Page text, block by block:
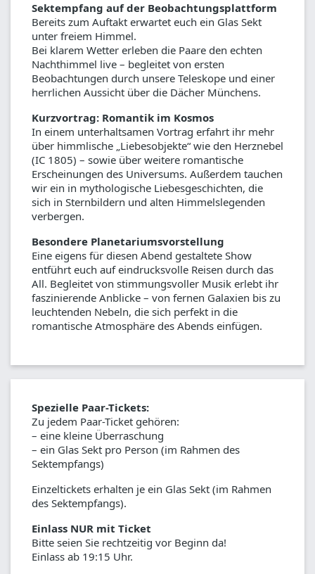
Sektempfang auf der Beobachtungsplattform
Bereits zum Auftakt erwartet euch ein Glas Sekt
unter freiem Himmel.
Bei klarem Wetter erleben die Paare den echten
Nachthimmel live – begleitet von ersten
Beobachtungen durch unsere Teleskope und einer
herrlichen Aussicht über die Dächer Münchens.
Kurzvortrag: Romantik im Kosmos
In einem unterhaltsamen Vortrag erfahrt ihr mehr
über himmlische „Liebesobjekte“ wie den Herznebel
(IC 1805) – sowie über weitere romantische
Erscheinungen des Universums. Außerdem tauchen
wir ein in mythologische Liebesgeschichten, die
sich in Sternbildern und alten Himmelslegenden
verbergen.
Besondere Planetariumsvorstellung
Eine eigens für diesen Abend gestaltete Show
entführt euch auf eindrucksvolle Reisen durch das
All. Begleitet von stimmungsvoller Musik erlebt ihr
faszinierende Anblicke – von fernen Galaxien bis zu
leuchtenden Nebeln, die sich perfekt in die
romantische Atmosphäre des Abends einfügen.
Spezielle Paar-Tickets:
Zu jedem Paar-Ticket gehören:
– eine kleine Überraschung
– ein Glas Sekt pro Person (im Rahmen des
Sektempfangs)
Einzeltickets erhalten je ein Glas Sekt (im Rahmen
des Sektempfangs).
Einlass NUR mit Ticket
Bitte seien Sie rechtzeitig vor Beginn da!
Einlass ab 19:15 Uhr.